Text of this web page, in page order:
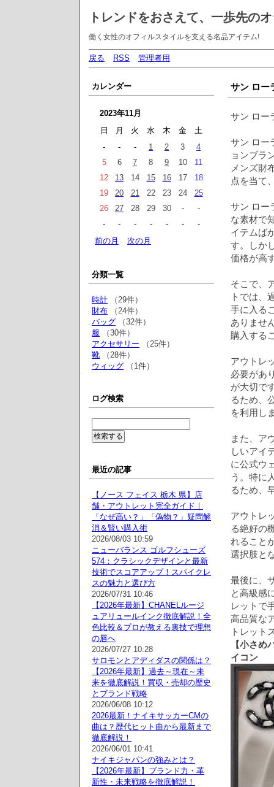
トレンドをおさえて、一歩先の
働く女性のオフィルスタイルを支える名品アイテム!
戻る RSS 管理者用
サン ロー
サン ロー
サン ロー
ョンブラ
メンズ財
点を当て
サン ロー
な素材で
イテムば
す。しか
価格が高
そこで、
トでは、
手に入る
ありませ
購入する
アウトレ
必要があ
が大切で
るため、
を利用し
また、ア
しいアイ
に公式ウ
う。特に
るため、
アウトレ
る絶好の
れること
選択肢と
最後に、
と高級感
レットで
高品質な
トレット
【小さ
イコン
カレンダー
2023年11月
日
月 火 水 木 金
土
-
- - 1 2 3
4
5
6 7 8 9 10
11
12
13 14 15 16 17
18
19
20 21 22 23 24
25
26
27 28 29 30 -
-
-
- - - - -
-
前の月
次の月
分類一覧
時計 （29件）
財布 （24件）
バッグ （32件）
服 （30件）
アクセサリー （25件）
靴 （28件）
ウィッグ （1件）
ログ検索
最近の記事
【ノース フェイス 栃木 県】店
舗・アウトレット完全ガイド｜
「なぜ高い？」「偽物？」疑問解
消＆賢い購入術
2026/08/03 10:59
ニューバランス ゴルフシューズ
574：クラシックデザインと最新
技術でスコアアップ！スパイクレ
スの魅力と選び方
2026/07/31 10:46
【2026年最新】CHANELルージ
ュアリュールインク徹底解説！全
色比較＆プロが教える裏技で理想
の唇へ
2026/07/27 10:28
サロモンとアディダスの関係は？
【2026年最新】過去～現在～未
来を徹底解説！買収・売却の歴史
とブランド戦略
2026/06/08 10:12
2026最新！ナイキサッカーCMの
曲は？歴代ヒット曲から最新まで
徹底解説！
2026/06/01 10:41
ナイキジャパンの強みとは？
【2026年最新】ブランド力・革
新性・未来戦略を徹底解説！